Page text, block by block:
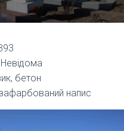
Невідома
бетон
напис